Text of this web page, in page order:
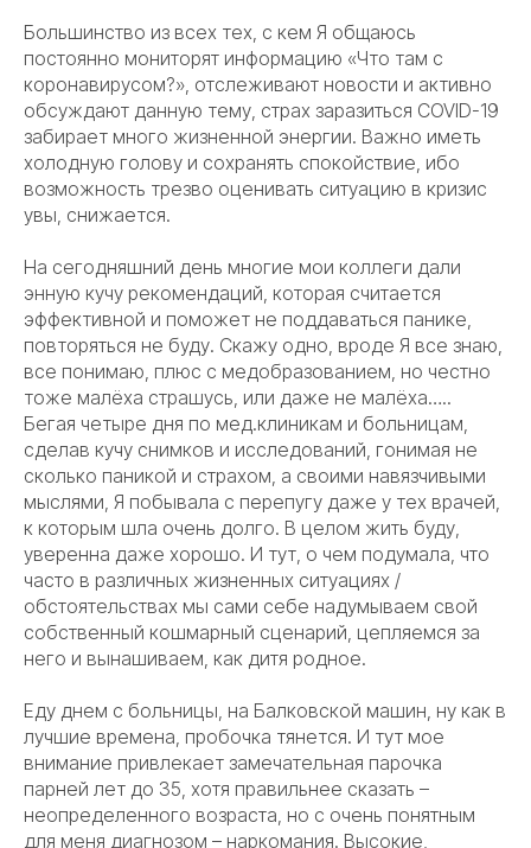
Большинство из всех тех, с кем Я общаюсь
постоянно мониторят информацию «Что там с
коронавирусом?», отслеживают новости и активно
обсуждают данную тему, страх заразиться COVID-19
забирает много жизненной энергии. Важно иметь
холодную голову и сохранять спокойствие, ибо
возможность трезво оценивать ситуацию в кризис
увы, снижается.
На сегодняшний день многие мои коллеги дали
энную кучу рекомендаций, которая считается
эффективной и поможет не поддаваться панике,
повторяться не буду. Скажу одно, вроде Я все знаю,
все понимаю, плюс с медобразованием, но честно
тоже малёха страшусь, или даже не малёха…..
Бегая четыре дня по мед.клиникам и больницам,
сделав кучу снимков и исследований, гонимая не
сколько паникой и страхом, а своими навязчивыми
мыслями, Я побывала с перепугу даже у тех врачей,
к которым шла очень долго. В целом жить буду,
уверенна даже хорошо. И тут, о чем подумала, что
часто в различных жизненных ситуациях /
обстоятельствах мы сами себе надумываем свой
собственный кошмарный сценарий, цепляемся за
него и вынашиваем, как дитя родное.
Еду днем с больницы, на Балковской машин, ну как в
лучшие времена, пробочка тянется. И тут мое
внимание привлекает замечательная парочка
парней лет до 35, хотя правильнее сказать –
неопределенного возраста, но с очень понятным
для меня диагнозом – наркомания. Высокие,